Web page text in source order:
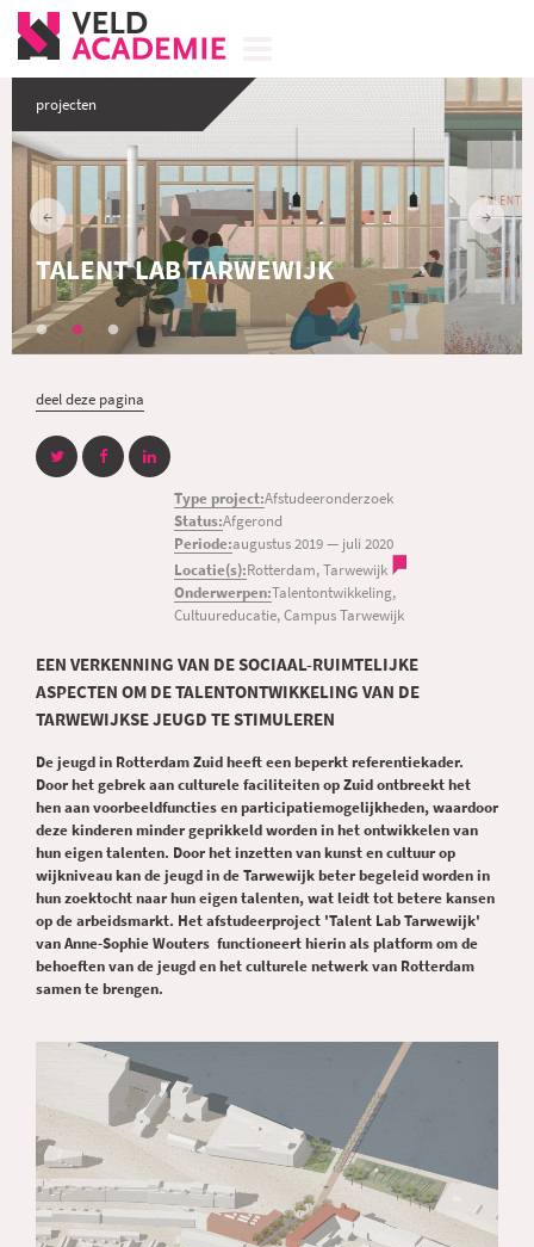
projecten
TALENT LAB TARWEWIJK
deel deze pagina
Type project:Afstudeeronderzoek
Status:Afgerond
Periode:augustus 2019— juli 2020
Locatie(s):Rotterdam, Tarwewijk
Onderwerpen:Talentontwikkeling,
Cultuureducatie, Campus Tarwewijk
EEN VERKENNING VAN DE SOCIAAL-RUIMTELIJKE
ASPECTEN OM DE TALENTONTWIKKELING VAN DE
TARWEWIJKSE JEUGD TE STIMULEREN
De jeugd in Rotterdam Zuid heeft een beperkt referentiekader.
Door het gebrek aan culturele faciliteiten op Zuid ontbreekt het
hen aan voorbeeldfuncties en participatiemogelijkheden, waardoor
deze kinderen minder geprikkeld worden in het ontwikkelen van
hun eigen talenten. Door het inzetten van kunst en cultuur op
wijkniveau kan de jeugd in de Tarwewijk beter begeleid worden in
hun zoektocht naar hun eigen talenten, wat leidt tot betere kansen
op de arbeidsmarkt. Het afstudeerproject 'Talent Lab Tarwewijk'
van Anne-Sophie Wouters functioneert hierin als platform om de
behoeften van de jeugd en het culturele netwerk van Rotterdam
samen te brengen.